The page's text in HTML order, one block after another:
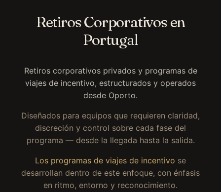
Retiros Corporativos en
Portugal
Retiros corporativos privados y programas de
viajes de incentivo, estructurados y operados
desde Oporto.
Diseñados para equipos que requieren claridad,
discreción y control sobre cada fase del
programa — desde la llegada hasta la salida.
Los programas de viajes de incentivo se
desarrollan dentro de este enfoque, con énfasis
en ritmo, entorno y reconocimiento.